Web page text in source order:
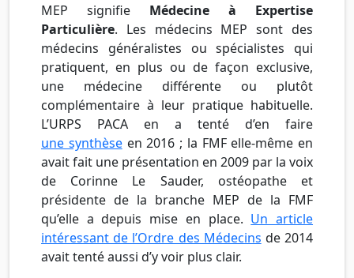
MEP signifie Médecine à Expertise
Particulière. Les médecins MEP sont des
médecins généralistes ou spécialistes qui
pratiquent, en plus ou de façon exclusive,
une médecine différente ou plutôt
complémentaire à leur pratique habituelle.
L’URPS PACA en a tenté d’en faire
une synthèseen 2016 ; la FMF elle-même en
avait fait une présentation en 2009 par la voix
de Corinne Le Sauder, ostéopathe et
présidente de la branche MEP de la FMF
qu’elle a depuis mise en place. Un article
intéressant de l’Ordre des Médecins de 2014
avait tenté aussi d’y voir plus clair.